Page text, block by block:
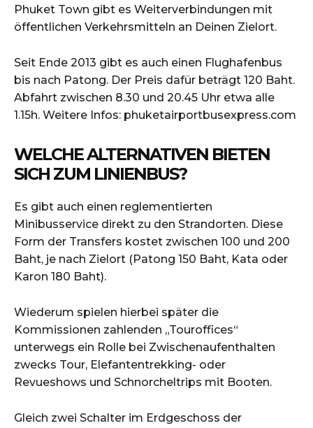
Phuket Town gibt es Weiterverbindungen mit
öffentlichen Verkehrsmitteln an Deinen Zielort.
Seit Ende 2013 gibt es auch einen Flughafenbus
bis nach Patong. Der Preis dafür beträgt 120 Baht.
Abfahrt zwischen 8.30 und 20.45 Uhr etwa alle
1.15h. Weitere Infos: phuketairportbusexpress.com
WELCHE ALTERNATIVEN BIETEN
SICH ZUM LINIENBUS?
Es gibt auch einen reglementierten
Minibusservice direkt zu den Strandorten. Diese
Form der Transfers kostet zwischen 100 und 200
Baht, je nach Zielort (Patong 150 Baht, Kata oder
Karon 180 Baht).
Wiederum spielen hierbei später die
Kommissionen zahlenden „Touroffices“
unterwegs ein Rolle bei Zwischenaufenthalten
zwecks Tour, Elefantentrekking- oder
Revueshows und Schnorcheltrips mit Booten.
Gleich zwei Schalter im Erdgeschoss der